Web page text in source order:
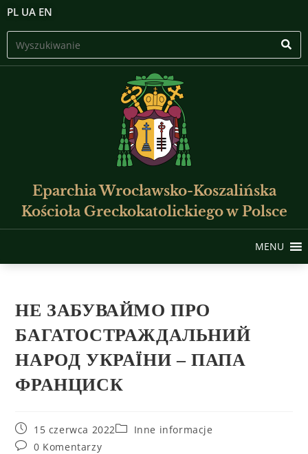
PL UA EN
Eparchia Wrocławsko-Koszalińska
Kościoła Greckokatolickiego w Polsce
MENU
НЕ ЗАБУВАЙМО ПРО
БАГАТОСТРАЖДАЛЬНИЙ
НАРОД УКРАЇНИ – ПАПА
ФРАНЦИСК
15 czerwca 2022
Inne informacje
0 Komentarzy